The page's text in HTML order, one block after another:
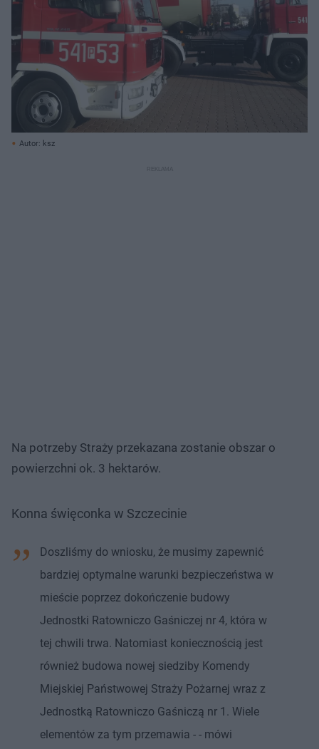
Autor: ksz
Na potrzeby Straży przekazana zostanie obszar o
powierzchni ok. 3 hektarów.
Konna święconka w Szczecinie
Doszliśmy do wniosku, że musimy zapewnić
bardziej optymalne warunki bezpieczeństwa w
mieście poprzez dokończenie budowy
Jednostki Ratowniczo Gaśniczej nr 4, która w
tej chwili trwa. Natomiast koniecznością jest
również budowa nowej siedziby Komendy
Miejskiej Państwowej Straży Pożarnej wraz z
Jednostką Ratowniczo Gaśniczą nr 1. Wiele
elementów za tym przemawia - - mówi